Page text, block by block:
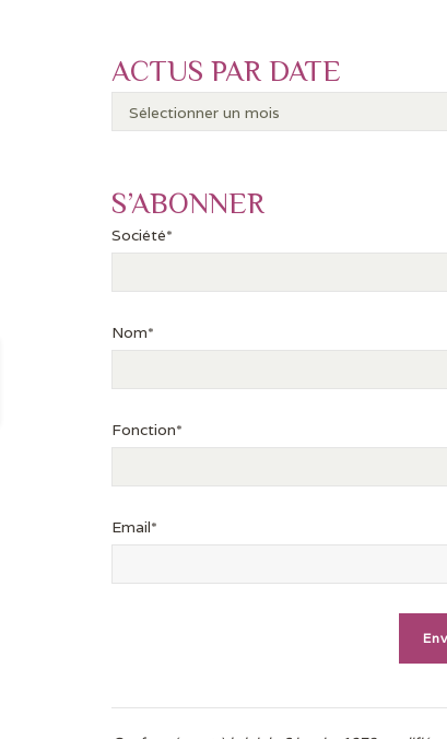
ACTUS PAR DATE
S’ABONNER
Société*
Nom*
Fonction*
Email*